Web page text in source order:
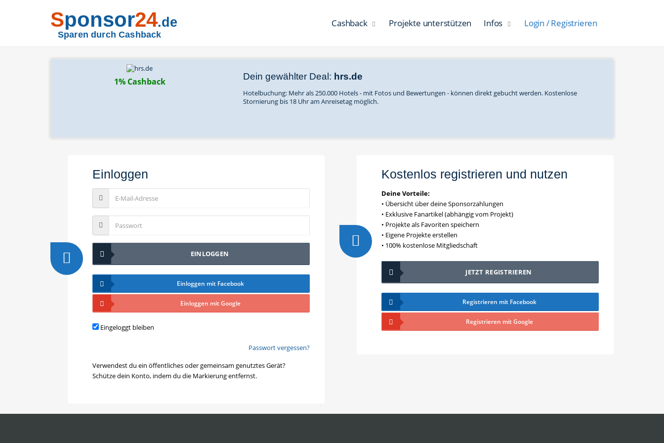
Sponsor24.de
Sparen durch Cashback
Cashback Projekte unterstützen Infos Login / Registrieren
1% Cashback Dein gewählter Deal: hrs.de
Hotelbuchung: Mehr als 250.000 Hotels - mit Fotos und Bewertungen - können direkt gebucht werden. Kostenlose
Stornierung bis 18 Uhr am Anreisetag möglich.
Einloggen
EINLOGGEN
Einloggen mit Facebook
Einloggen mit Google
Eingeloggt bleiben
Passwort vergessen?
Verwendest du ein öffentliches oder gemeinsam genutztes Gerät?
Schütze dein Konto, indem du die Markierung entfernst.
Kostenlos registrieren und nutzen
Deine Vorteile:
• Übersicht über deine Sponsorzahlungen
• Exklusive Fanartikel (abhängig vom Projekt)
• Projekte als Favoriten speichern
• Eigene Projekte erstellen
• 100% kostenlose Mitgliedschaft
JETZT REGISTRIEREN
Registrieren mit Facebook
Registrieren mit Google